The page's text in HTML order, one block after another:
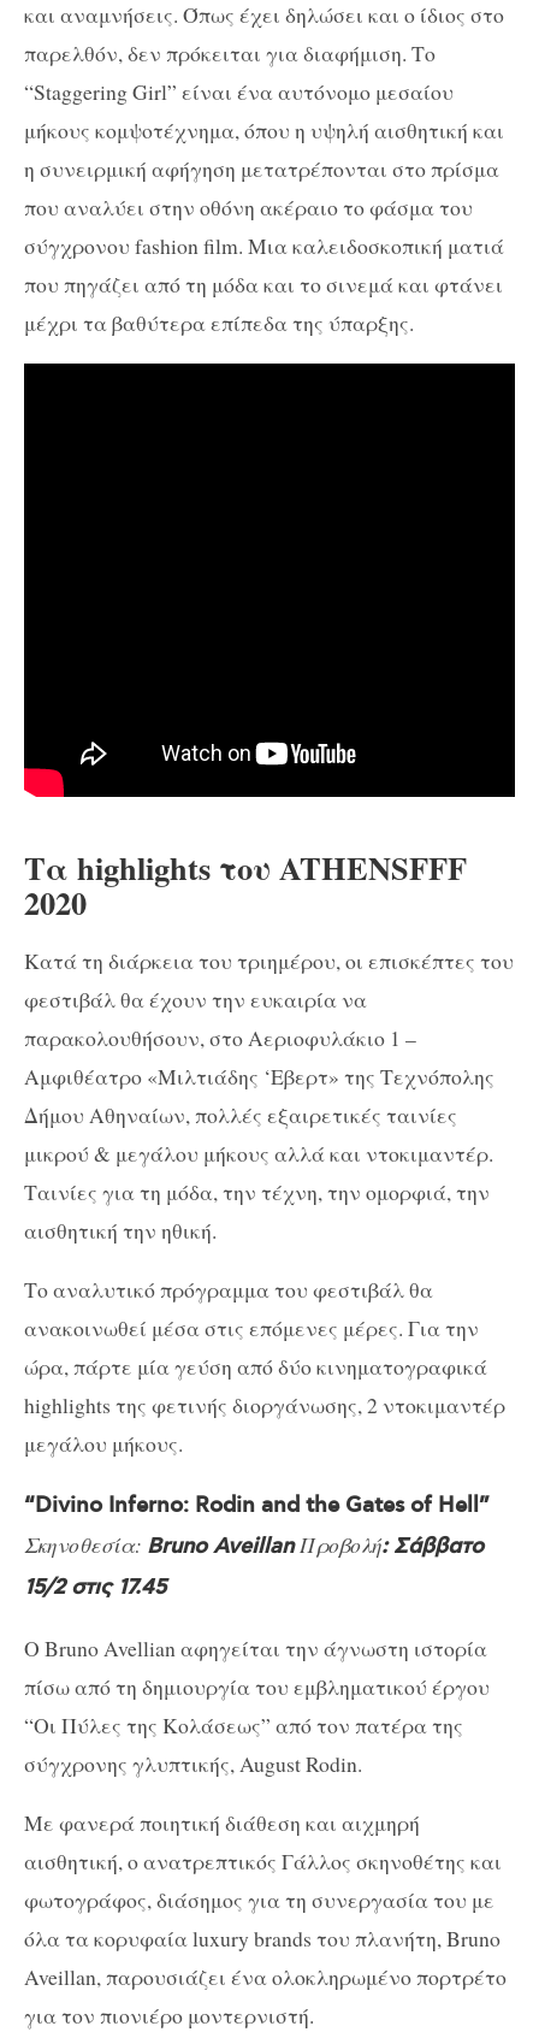
και αναμνήσεις. Όπως έχει δηλώσει και ο ίδιος στο
παρελθόν, δεν πρόκειται για διαφήμιση. Το
“Staggering Girl” είναι ένα αυτόνομο μεσαίου
μήκους κομψοτέχνημα, όπου η υψηλή αισθητική και
η συνειρμική αφήγηση μετατρέπονται στο πρίσμα
που αναλύει στην οθόνη ακέραιο το φάσμα του
σύγχρονου fashion film. Μια καλειδοσκοπική ματιά
που πηγάζει από τη μόδα και το σινεμά και φτάνει
μέχρι τα βαθύτερα επίπεδα της ύπαρξης.
Τα highlights του ATHENSFFF
2020
Κατά τη διάρκεια του τριημέρου, οι επισκέπτες του
φεστιβάλ θα έχουν την ευκαιρία να
παρακολουθήσουν, στο Αεριοφυλάκιο 1 –
Αμφιθέατρο «Μιλτιάδης ‘Εβερτ» της Τεχνόπολης
Δήμου Αθηναίων, πολλές εξαιρετικές ταινίες
μικρού & μεγάλου μήκους αλλά και ντοκιμαντέρ.
Ταινίες για τη μόδα, την τέχνη, την ομορφιά, την
αισθητική την ηθική.
Το αναλυτικό πρόγραμμα του φεστιβάλ θα
ανακοινωθεί μέσα στις επόμενες μέρες. Για την
ώρα, πάρτε μία γεύση από δύο κινηματογραφικά
highlights της φετινής διοργάνωσης, 2 ντοκιμαντέρ
μεγάλου μήκους.
“Divino Inferno: Rodin and the Gates of Hell”
Σκηνοθεσία: Bruno AveillanΠροβολή: Σάββατο
15/2 στις 17.45
O Bruno Avellian αφηγείται την άγνωστη ιστορία
πίσω από τη δημιουργία του εμβληματικού έργου
“Οι Πύλες της Κολάσεως” από τον πατέρα της
σύγχρονης γλυπτικής, August Rodin.
Με φανερά ποιητική διάθεση και αιχμηρή
αισθητική, o ανατρεπτικός Γάλλος σκηνοθέτης και
φωτογράφος, διάσημος για τη συνεργασία του με
όλα τα κορυφαία luxury brands του πλανήτη, Bruno
Aveillan, παρουσιάζει ένα ολοκληρωμένο πορτρέτο
για τον πιονιέρο μοντερνιστή.